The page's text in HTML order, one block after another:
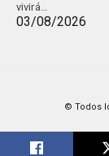
vivirá…
03/08/2026
© Todos